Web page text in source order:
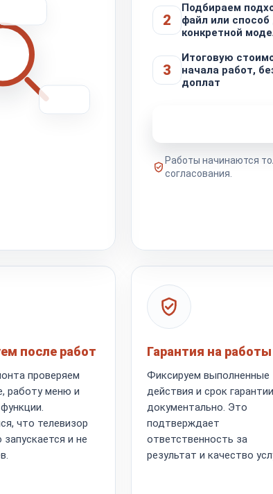
2
Подбираем
файл или
конкретной
3
Итоговую
начала работ,
доплат
Работы начинаются
согласования.
после работ
проверяем
работу меню и
что телевизор
и не
Гарантия на работы
Фиксируем выполненные
действия и срок гарантии
документально. Это
подтверждает
ответственность за
результат и качество